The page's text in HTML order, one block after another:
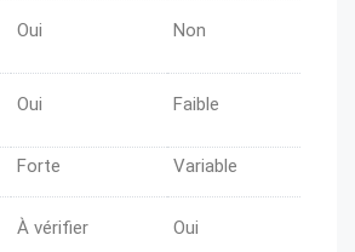
Oui Non
Oui Faible
Forte Variable
À vérifier Oui